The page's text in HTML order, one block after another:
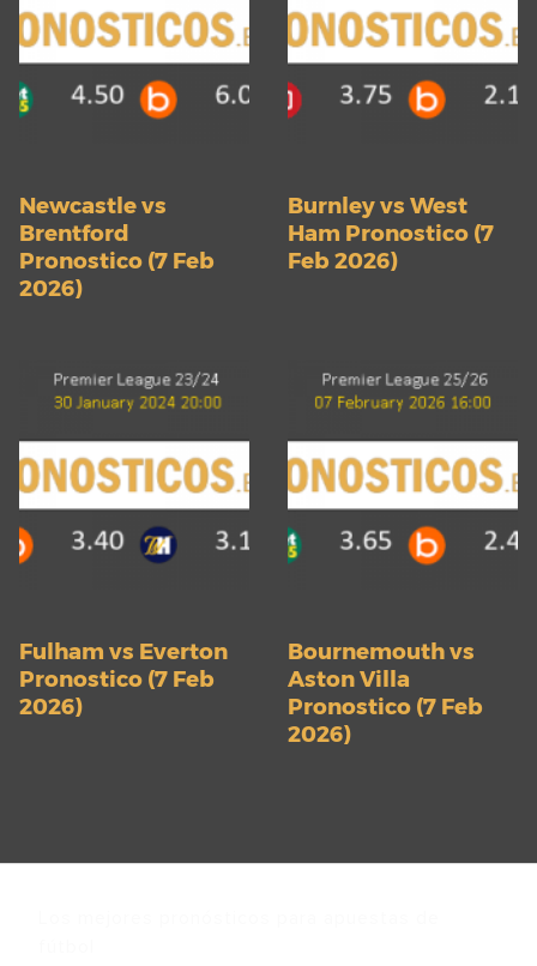
Newcastle vs
Brentford
Pronostico (7 Feb
2026)
Burnley vs West
Ham Pronostico (7
Feb 2026)
Fulham vs Everton
Pronostico (7 Feb
2026)
Bournemouth vs
Aston Villa
Pronostico (7 Feb
2026)